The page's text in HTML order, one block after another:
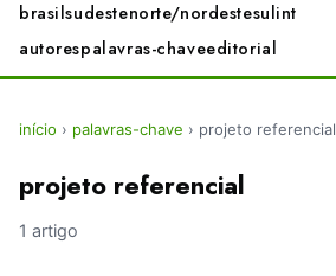
brasilsudestenorte/nordestesulint
autorespalavras-chaveeditorial
início › palavras-chave › projeto referencial
projeto referencial
1 artigo